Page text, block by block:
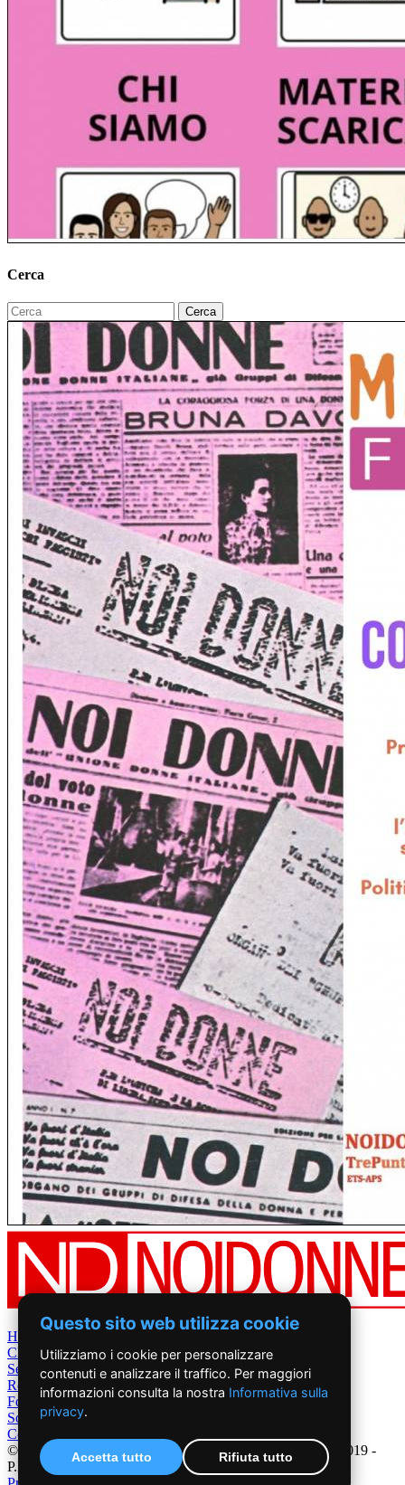
Cerca
Home
Chi Siamo
Settimanale
Rete News
Foto&Video
Sostienici
Contatti
©2019 - NoiDonne - Iscrizione ROC n.33421 del 23 /09/ 2019 -
P.IVA 00878931005
Questo sito web utilizza cookie
Utilizziamo i cookie per personalizzare
contenuti e analizzare il traffico. Per maggiori
informazioni consulta la nostra Informativa sulla
privacy.
Accetta tutto Rifiuta tutto